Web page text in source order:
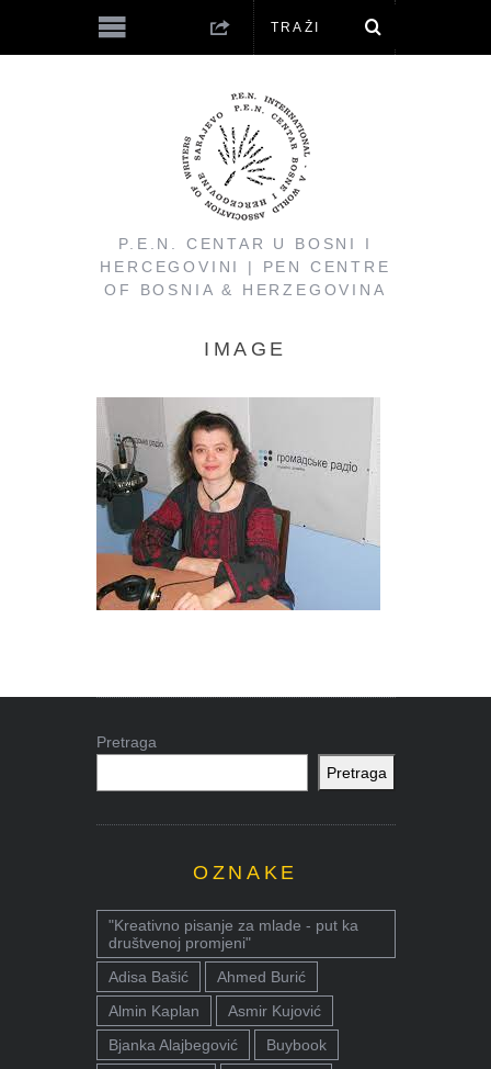
P.E.N. CENTAR U BOSNI I
HERCEGOVINI | PEN CENTRE
OF BOSNIA & HERZEGOVINA
IMAGE
Pretraga
Pretraga
OZNAKE
"Kreativno pisanje za mlade - put ka
društvenoj promjeni"
Adisa Bašić
Ahmed Burić
Almin Kaplan
Asmir Kujović
Bjanka Alajbegović
Buybook